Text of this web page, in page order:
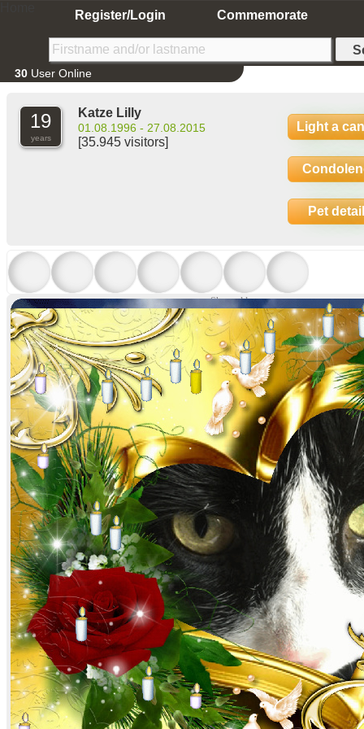
Register/Login Commemorate
30 User Online
19
years
Katze Lilly
01.08.1996 - 27.08.2015
[35.945 visitors]
Light a
Pet
Show older